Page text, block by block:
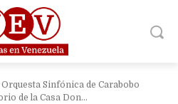
Orquesta Sinfónica de Carabobo
de la Casa Don...